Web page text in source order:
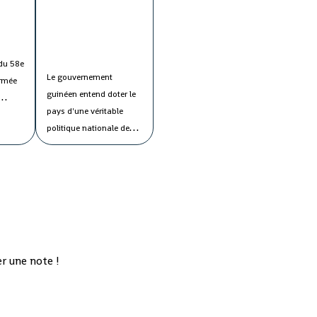
58e
Le gouvernement
guinéen entend doter le
pays d'une véritable
politique nationale de
l'eau afin de maîtriser
Talibé Sylla, a estimé lors
une note !